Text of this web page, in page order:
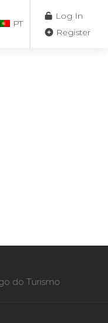
PT
Log In
Register
do Turismo